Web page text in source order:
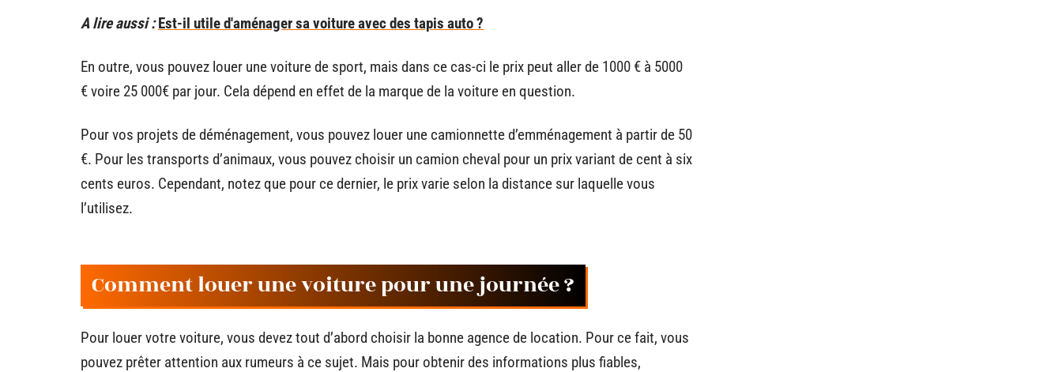
A lire aussi : Est-il utile d'aménager sa voiture avec des tapis auto ?
En outre, vous pouvez louer une voiture de sport, mais dans ce cas-ci le prix peut aller de 1000 € à 5000
€ voire 25 000€ par jour. Cela dépend en effet de la marque de la voiture en question.
Pour vos projets de déménagement, vous pouvez louer une camionnette d’emménagement à partir de 50
€. Pour les transports d’animaux, vous pouvez choisir un camion cheval pour un prix variant de cent à six
cents euros. Cependant, notez que pour ce dernier, le prix varie selon la distance sur laquelle vous
l’utilisez.
Comment louer une voiture pour une journée ?
Pour louer votre voiture, vous devez tout d’abord choisir la bonne agence de location. Pour ce fait, vous
pouvez prêter attention aux rumeurs à ce sujet. Mais pour obtenir des informations plus fiables,